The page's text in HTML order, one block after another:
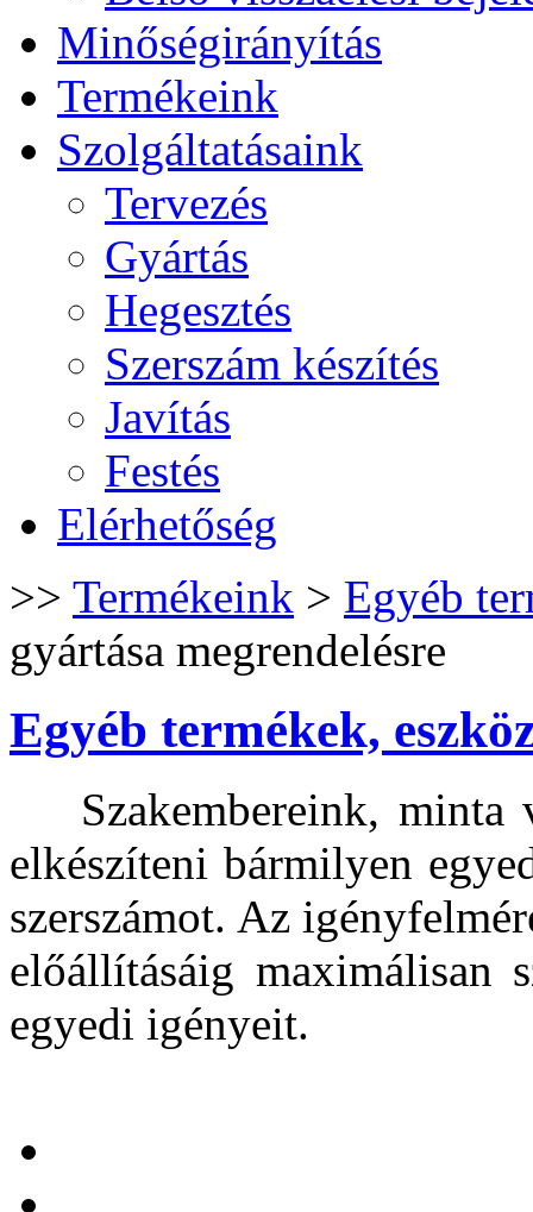
Minőségirányítás
Termékeink
Szolgáltatásaink
Tervezés
Gyártás
Hegesztés
Szerszám készítés
Javítás
Festés
Elérhetőség
>> Termékeink > Egyéb
gyártása megrendelésre
Egyéb termékek,
Szakembereink, minta
elkészíteni bármilyen
szerszámot. Az
előállításáig maximálisan
egyedi igényeit.